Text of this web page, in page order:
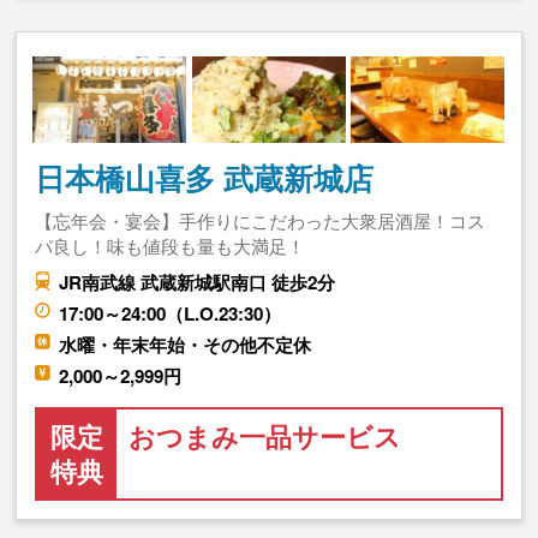
日本橋山喜多 武蔵新城店
【忘年会・宴会】手作りにこだわった大衆居酒屋！コス
パ良し！味も値段も量も大満足！
JR南武線 武蔵新城駅南口 徒歩2分
17:00～24:00（L.O.23:30）
水曜・年末年始・その他不定休
2,000～2,999円
限定
特典
おつまみ一品サービス